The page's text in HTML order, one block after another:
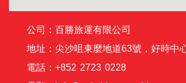
公司：百勝旅運有限公司
地址：尖沙咀東麼地道63號，好時中
電話：+852 2723 0228